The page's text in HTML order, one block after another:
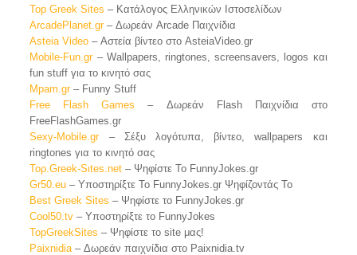
Top Greek Sites – Κατάλογος Ελληνικών Ιστοσελίδων
ArcadePlanet.gr– Δωρεάν Arcade Παιχνίδια
Asteia Video – Αστεία βίντεο στο AsteiaVideo.gr
Mobile-Fun.gr– Wallpapers, ringtones, screensavers, logos και
fun stuff για το κινητό σας
Mpam.gr– Funny Stuff
Free Flash Games – Δωρεάν Flash Παιχνίδια στο
FreeFlashGames.gr
Sexy-Mobile.gr– Σέξυ λογότυπα, βίντεο, wallpapers και
ringtones για το κινητό σας
Toρ.Greek-Sιtes.net – Ψηφίστε Το FunnyJokes.gr
Gr50.eu – Υποστηρίξτε Το FunnyJokes.gr Ψηφίζοντάς Το
Best Greek Sites – Ψηφίστε το FunnyJokes.gr
Cοοl50.tv – Υποστηρίξτε το FunnyJokes
TopGreekSites – Ψηφίστε το site μας!
Paixnidia– Δωρεάν παιχνίδια στο Paixnidia.tv